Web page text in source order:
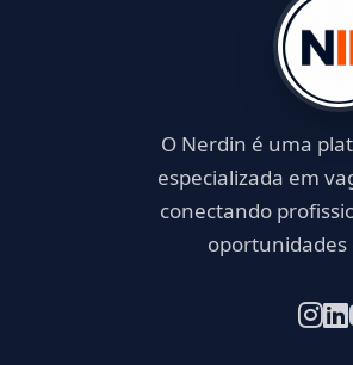
O Nerdin é uma
especializada em
conectando
oportunidades